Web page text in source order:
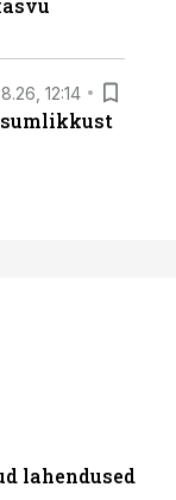
12:14
lahendused